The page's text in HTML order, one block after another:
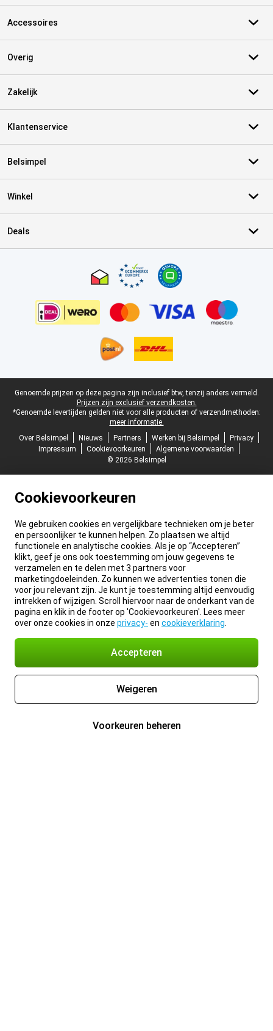
Accessoires
Overig
Zakelijk
Klantenservice
Belsimpel
Winkel
Deals
Juridische voettekst
Genoemde prijzen op deze pagina zijn inclusief btw, tenzij anders vermeld.
Prijzen zijn exclusief verzendkosten.
*Genoemde levertijden gelden niet voor alle producten of verzendmethoden:
meer informatie.
Over Belsimpel
Nieuws Partners Werken bij Belsimpel
Privacy
Impressum
Cookievoorkeuren
Algemene voorwaarden
© 2026 Belsimpel
Cookievoorkeuren
We gebruiken cookies en vergelijkbare technieken om je beter
en persoonlijker te kunnen helpen. Zo plaatsen we altijd
functionele en analytische cookies. Als je op “Accepteren”
klikt, geef je ons ook toestemming om jouw gegevens te
verzamelen en te delen met 3 partners voor
marketingdoeleinden. Zo kunnen we advertenties tonen die
voor jou relevant zijn. Je kunt je toestemming altijd eenvoudig
intrekken of wijzigen. Scroll hiervoor naar de onderkant van de
pagina en klik in de footer op 'Cookievoorkeuren'. Lees meer
over onze cookies in onze privacy- en cookieverklaring
Accepteren
Weigeren
Voorkeuren beheren